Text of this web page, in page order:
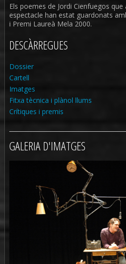
Els poemes de Jordi Cienfuegos
espectacle han estat guardonats
i Premi Laureà Mela 2000.
DESCÀRREGUES
Dossier
Cartell
Imatges
Fitxa tècnica i plànol llums
Crítiques i premis
GALERIA D'IMATGES